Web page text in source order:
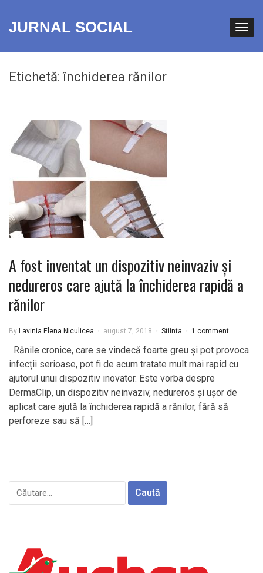
JURNAL SOCIAL
Etichetă: închiderea rănilor
A fost inventat un dispozitiv neinvaziv și
nedureros care ajută la închiderea rapidă a
rănilor
By Lavinia Elena Niculicea august 7, 2018 Stiinta 1 comment
Rănile cronice, care se vindecă foarte greu și pot provoca
infecții serioase, pot fi de acum tratate mult mai rapid cu
ajutorul unui dispozitiv inovator. Este vorba despre
DermaClip, un dispozitiv neinvaziv, nedureros și ușor de
aplicat care ajută la închiderea rapidă a rănilor, fără să
perforeze sau să […]
Caută
după: